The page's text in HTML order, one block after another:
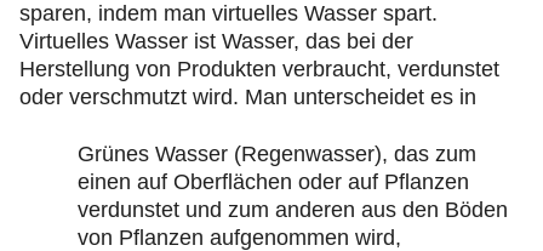
sparen, indem man virtuelles Wasser spart.
Virtuelles Wasser ist Wasser, das bei der
Herstellung von Produkten verbraucht, verdunstet
oder verschmutzt wird. Man unterscheidet es in
Grünes Wasser (Regenwasser), das zum
einen auf Oberflächen oder auf Pflanzen
verdunstet und zum anderen aus den Böden
von Pflanzen aufgenommen wird,